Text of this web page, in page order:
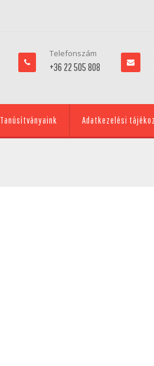
Telefonszám
+36 22 505 808
Tanúsítványaink Adatkezelési